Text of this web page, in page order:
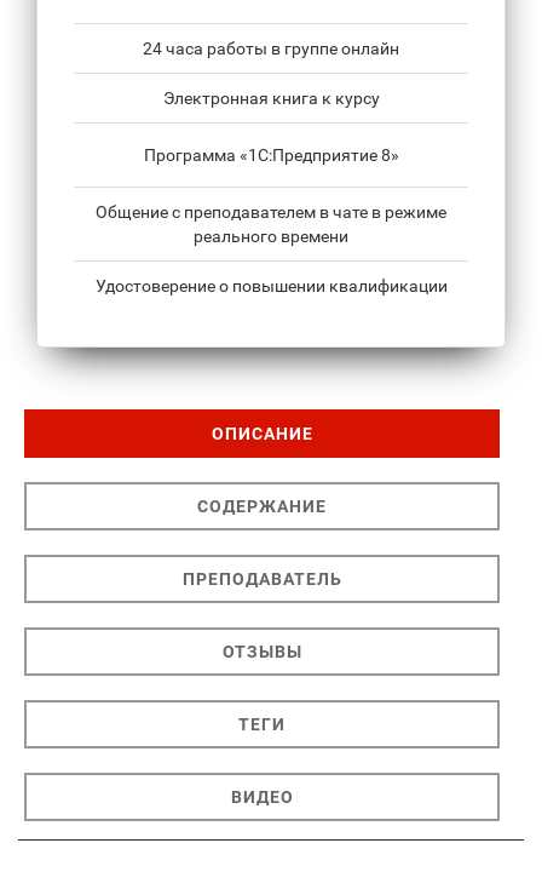
24 часа работы в группе онлайн
Электронная книга к курсу
Программа «1С:Предприятие 8»
Общение с преподавателем в чате в режиме
реального времени
Удостоверение о повышении квалификации
ОПИСАНИЕ
СОДЕРЖАНИЕ
ПРЕПОДАВАТЕЛЬ
ОТЗЫВЫ
ТЕГИ
ВИДЕО